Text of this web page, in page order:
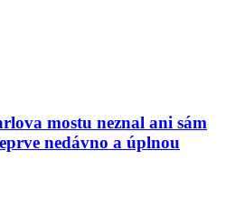
mostu neznal ani sám
nedávno a úplnou